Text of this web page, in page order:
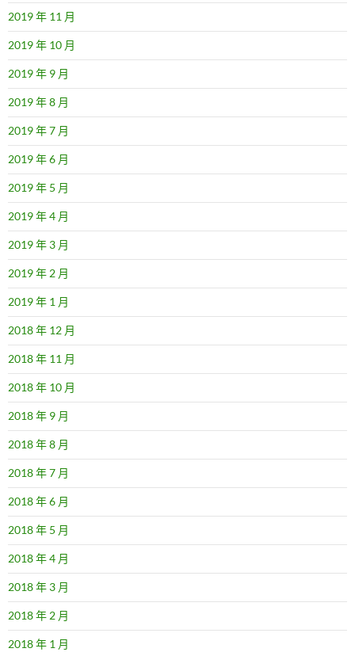
2019 年 11 月
2019 年 10 月
2019 年 9 月
2019 年 8 月
2019 年 7 月
2019 年 6 月
2019 年 5 月
2019 年 4 月
2019 年 3 月
2019 年 2 月
2019 年 1 月
2018 年 12 月
2018 年 11 月
2018 年 10 月
2018 年 9 月
2018 年 8 月
2018 年 7 月
2018 年 6 月
2018 年 5 月
2018 年 4 月
2018 年 3 月
2018 年 2 月
2018 年 1 月